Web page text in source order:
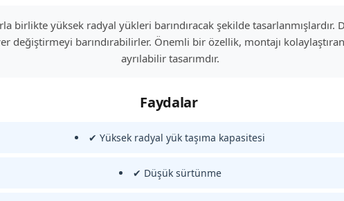
birlikte yüksek radyal yükleri barındıracak şekilde
değiştirmeyi barındırabilirler. Önemli bir özellik, montajı
ayrılabilir tasarımdır.
Faydalar
✔ Yüksek radyal yük taşıma kapasitesi
✔ Düşük sürtünme